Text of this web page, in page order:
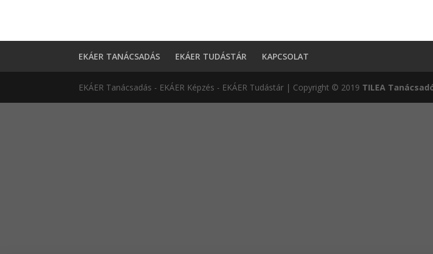
EKÁER TANÁCSADÁS EKÁER TUDÁSTÁR KAPCSOLAT
EKÁER Tanácsadás - EKÁER Képzés - EKÁER Tudástár | Copyright © 2019 TILEA